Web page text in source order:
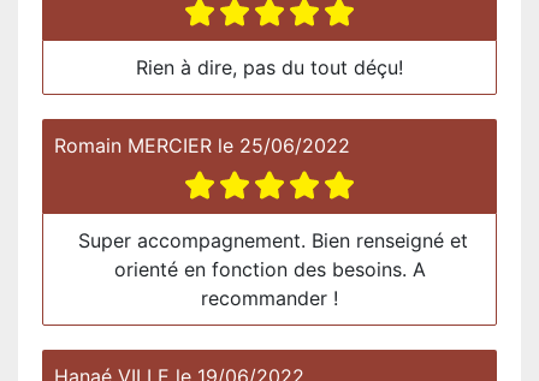
Rien à dire, pas du tout déçu!
Romain MERCIER le 25/06/2022
Super accompagnement. Bien renseigné et
orienté en fonction des besoins. A
recommander !
Hanaé VILLE le 19/06/2022